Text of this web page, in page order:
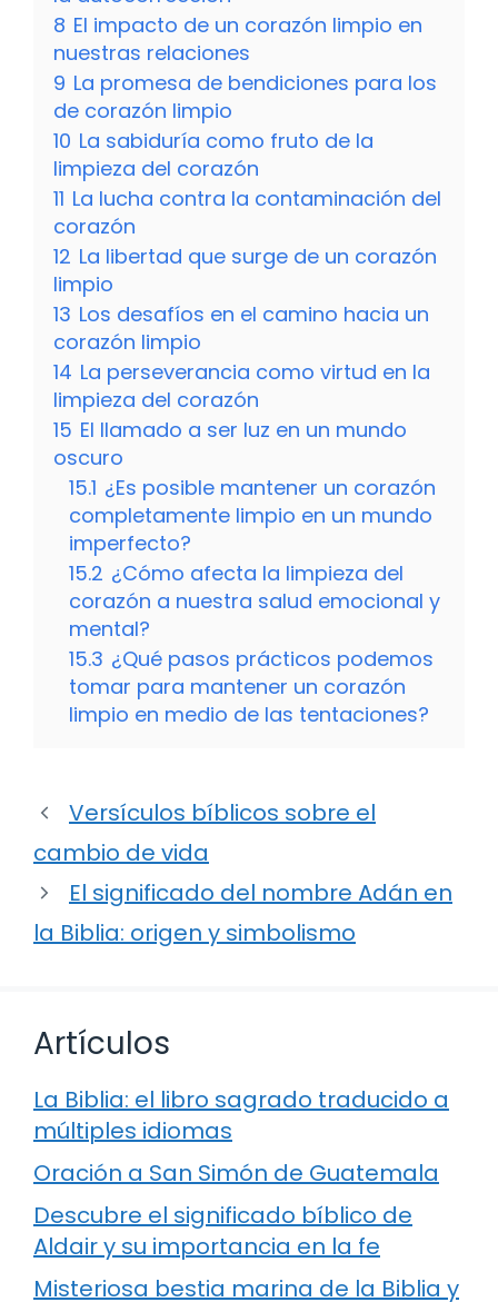
8 El impacto de un corazón limpio en
nuestras relaciones
9 La promesa de bendiciones para los
de corazón limpio
10 La sabiduría como fruto de la
limpieza del corazón
11 La lucha contra la contaminación del
corazón
12 La libertad que surge de un corazón
limpio
13 Los desafíos en el camino hacia un
corazón limpio
14 La perseverancia como virtud en la
limpieza del corazón
15 El llamado a ser luz en un mundo
oscuro
15.1 ¿Es posible mantener un corazón
completamente limpio en un mundo
imperfecto?
15.2 ¿Cómo afecta la limpieza del
corazón a nuestra salud emocional y
mental?
15.3 ¿Qué pasos prácticos podemos
tomar para mantener un corazón
limpio en medio de las tentaciones?
Versículos bíblicos sobre el
cambio de vida
El significado del nombre Adán en
la Biblia: origen y simbolismo
Artículos
La Biblia: el libro sagrado traducido a
múltiples idiomas
Oración a San Simón de Guatemala
Descubre el significado bíblico de
Aldair y su importancia en la fe
Misteriosa bestia marina de la Biblia y